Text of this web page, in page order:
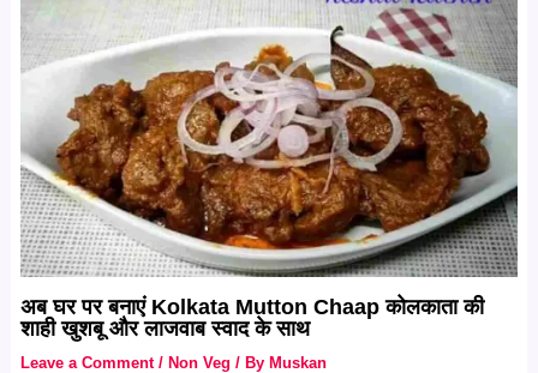
अब घर पर बनाएं Kolkata Mutton Chaap कोलकाता की
शाही खुशबू और लाजवाब स्वाद के साथ
Leave a Comment / Non Veg / By Muskan